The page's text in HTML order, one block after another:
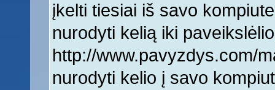
įkelti tiesiai iš savo
nurodyti kelią iki
http://www.pavyzdys.com/
nurodyti kelio į savo